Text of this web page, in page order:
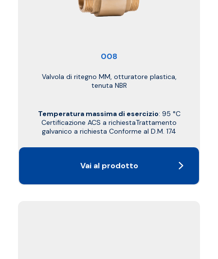
008
Valvola di ritegno MM, otturatore plastica,
tenuta NBR
Temperatura massima di esercizio: 95 °C
Certificazione ACS a richiestaTrattamento
galvanico a richiesta Conforme al D.M. 174
Vai al prodotto